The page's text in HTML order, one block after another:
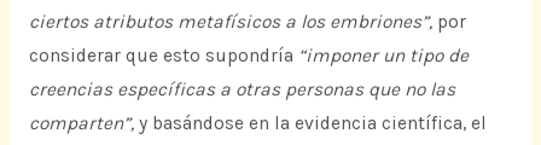
ciertos atributos metafísicos a los embriones”,por
considerar que esto supondría “imponer un tipo de
creencias específicas a otras personas que no las
comparten”,y basándose en la evidencia científica, el